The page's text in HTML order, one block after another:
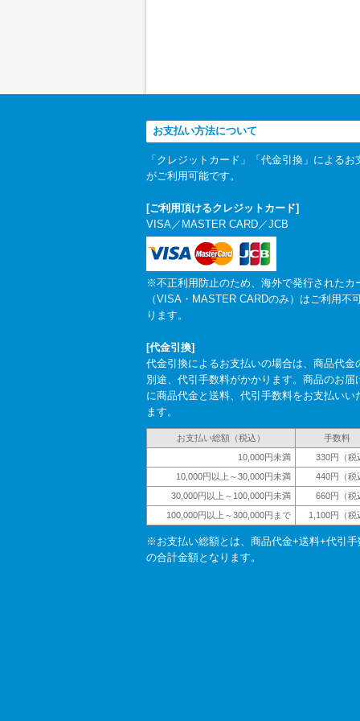
お支払い方法について
「クレジットカード」「代金引換」によるお
がご利用可能です。
[ご利用頂けるクレジットカード]
VISA／MASTER CARD／JCB
※不正利用防止のため、海外で発行されたカ
（VISA・MASTER CARDのみ）はご利用不
ります。
[代金引換]
代金引換によるお支払いの場合は、商品代金
別途、代引手数料がかかります。商品のお届
に商品代金と送料、代引手数料をお支払いい
ます。
お支払い総額（税込）
手数料
10,000円未満
330円（税
10,000円以上～30,000円未満
440円（税
30,000円以上～100,000円未満
660円（税
100,000円以上～300,000円まで
1,100円（税
※お支払い総額とは、商品代金+送料+代引手
の合計金額となります。